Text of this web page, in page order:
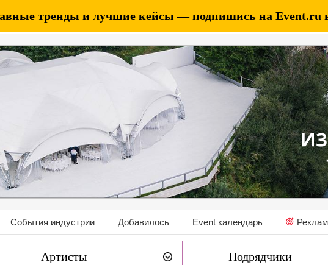
тренды и лучшие кейсы — подпишись на Event.ru
События индустрии Добавилось Event календарь
Артисты Подрядчики